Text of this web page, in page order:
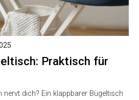
Praktisch für
nervt dich? Ein klappbarer Bügeltisch